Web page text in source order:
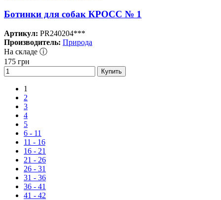
Ботинки для собак КРОСС № 1
Артикул: PR240204***
Производитель: Природа
На складе ⓘ
175 грн
Купить
1
2
3
4
5
6 - 11
11 - 16
16 - 21
21 - 26
26 - 31
31 - 36
36 - 41
41 - 42